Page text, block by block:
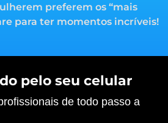
preferem os “mais
para ter momentos incríveis!
pelo seu celular
de todo passo a